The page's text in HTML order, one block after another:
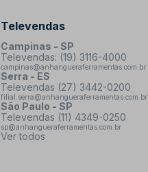
Televendas
Campinas - SP
Televendas: (19) 3116-4000
campinas@anhangueraferramentas.com.br
Serra - ES
Televendas (27) 3442-0200
filial.serra@anhangueraferramentas.com.br
São Paulo - SP
Televendas (11) 4349-0250
sp@anhangueraferramentas.com.br
Ver todos